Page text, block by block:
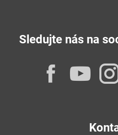
Sledujte nás na